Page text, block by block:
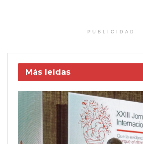
PUBLICIDAD
Más leídas